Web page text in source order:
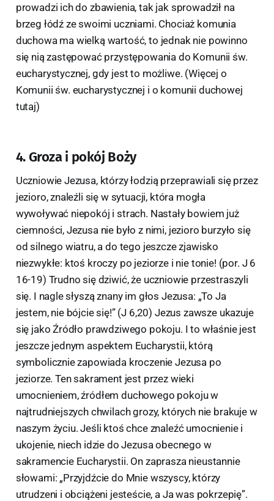
prowadzi ich do zbawienia, tak jak sprowadził na
brzeg łódź ze swoimi uczniami. Chociaż komunia
duchowa ma wielką wartość, to jednak nie powinno
się nią zastępować przystępowania do Komunii św.
eucharystycznej, gdy jest to możliwe. (Więcej o
Komunii św. eucharystycznej i o komunii duchowej
tutaj)
4. Groza i pokój Boży
Uczniowie Jezusa, którzy łodzią przeprawiali się przez
jezioro, znaleźli się w sytuacji, która mogła
wywoływać niepokój i strach. Nastały bowiem już
ciemności, Jezusa nie było z nimi, jezioro burzyło się
od silnego wiatru, a do tego jeszcze zjawisko
niezwykłe: ktoś kroczy po jeziorze i nie tonie! (por. J 6
16-19) Trudno się dziwić, że uczniowie przestraszyli
się. I nagle słyszą znany im głos Jezusa: „To Ja
jestem, nie bójcie się!” (J 6,20) Jezus zawsze ukazuje
się jako Źródło prawdziwego pokoju. I to właśnie jest
jeszcze jednym aspektem Eucharystii, którą
symbolicznie zapowiada kroczenie Jezusa po
jeziorze. Ten sakrament jest przez wieki
umocnieniem, źródłem duchowego pokoju w
najtrudniejszych chwilach grozy, których nie brakuje w
naszym życiu. Jeśli ktoś chce znaleźć umocnienie i
ukojenie, niech idzie do Jezusa obecnego w
sakramencie Eucharystii. On zaprasza nieustannie
słowami: „Przyjdźcie do Mnie wszyscy, którzy
utrudzeni i obciążeni jesteście, a Ja was pokrzepię”.